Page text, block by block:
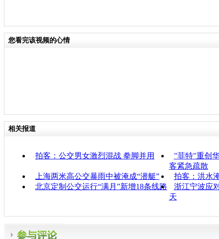
您看完该视频的心情
相关报道
拍客：公交男女激烈混战 拳脚并用
"菲特"重创
客紧急疏散
上海两米高公交暴雨中被淹成“潜艇”
拍客：洪水
北京定制公交运行“满月”新增18条线路
浙江宁波应
天